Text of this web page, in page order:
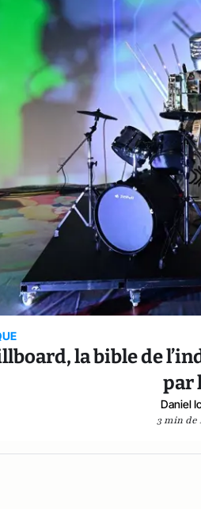
la bible de
par
Daniel
3 min de